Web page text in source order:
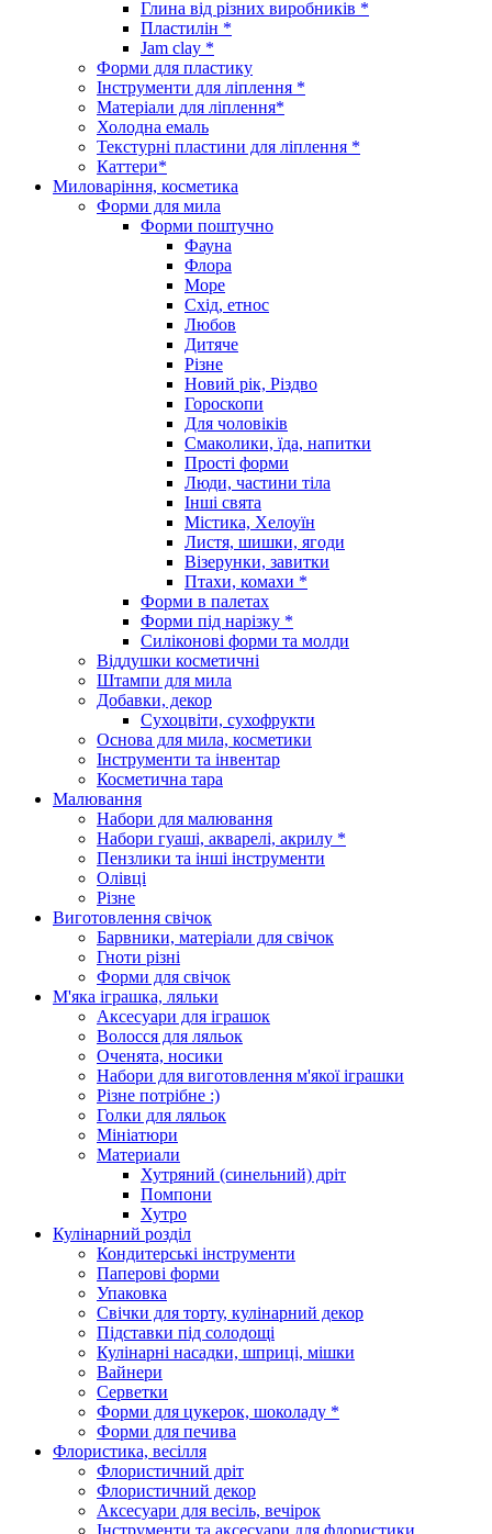
Глина від різних виробників *
Пластилін *
Jam clay *
Форми для пластику
Інструменти для ліплення *
Матеріали для ліплення*
Холодна емаль
Текстурні пластини для ліплення *
Каттери*
Миловаріння, косметика
Форми для мила
Форми поштучно
Фауна
Флора
Море
Схід, етнос
Любов
Дитяче
Різне
Новий рік, Різдво
Гороскопи
Для чоловіків
Смаколики, їда, напитки
Прості форми
Люди, частини тіла
Інші свята
Містика, Хелоуїн
Листя, шишки, ягоди
Візерунки, завитки
Птахи, комахи *
Форми в палетах
Форми під нарізку *
Силіконові форми та молди
Віддушки косметичні
Штампи для мила
Добавки, декор
Сухоцвіти, сухофрукти
Основа для мила, косметики
Інструменти та інвентар
Косметична тара
Малювання
Набори для малювання
Набори гуаші, акварелі, акрилу *
Пензлики та інші інструменти
Олівці
Різне
Виготовлення свічок
Барвники, матеріали для свічок
Гноти різні
Форми для свічок
М'яка іграшка, ляльки
Аксесуари для іграшок
Волосся для ляльок
Оченята, носики
Набори для виготовлення м'якої іграшки
Різне потрібне :)
Голки для ляльок
Мініатюри
Материали
Хутряний (синельний) дріт
Помпони
Хутро
Кулінарний розділ
Кондитерські інструменти
Паперові форми
Упаковка
Свічки для торту, кулінарний декор
Підставки під солодощі
Кулінарні насадки, шприці, мішки
Вайнери
Серветки
Форми для цукерок, шоколаду *
Форми для печива
Флористика, весілля
Флористичний дріт
Флористичний декор
Аксесуари для весіль, вечірок
Інструменти та аксесуари для флористики